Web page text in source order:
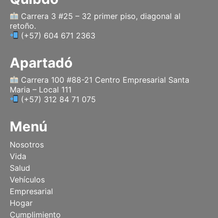
Carrera 3 #25 – 32 primer piso, diagonal al
retoño.
(+57) 604 671 2363
Apartadó
Carrera 100 #88-21 Centro Empresarial Santa
Maria – Local 111
(+57) 312 84 71 075
Menú
Nosotros
Vida
Salud
Vehículos
Empresarial
Hogar
Cumplimiento